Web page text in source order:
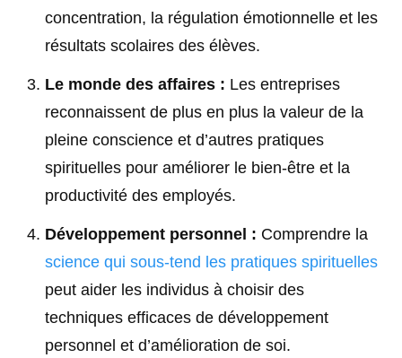
concentration, la régulation émotionnelle et les
résultats scolaires des élèves.
Le monde des affaires : Les entreprises
reconnaissent de plus en plus la valeur de la
pleine conscience et d’autres pratiques
spirituelles pour améliorer le bien-être et la
productivité des employés.
Développement personnel : Comprendre la
science qui sous-tend les pratiques spirituelles
peut aider les individus à choisir des
techniques efficaces de développement
personnel et d’amélioration de soi.